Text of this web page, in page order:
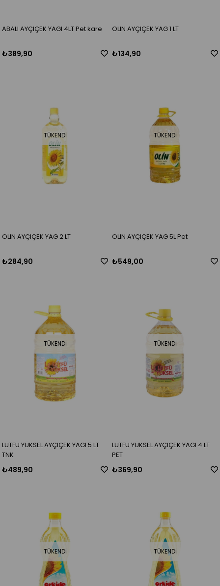
ABALI AYÇIÇEK YAGI 4LT Pet kare
₺389,90
OLIN AYÇIÇEK YAG 1 LT
₺134,90
TÜKENDI
OLIN AYÇIÇEK YAG 2 LT
₺284,90
TÜKENDI
OLIN AYÇIÇEK YAG 5L Pet
₺549,00
TÜKENDI
LÜTFÜ YÜKSEL AYÇIÇEK YAGI 5 LT
TNK
₺489,90
TÜKENDI
LÜTFÜ YÜKSEL AYÇIÇEK YAGI 4 LT
PET
₺369,90
TÜKENDI TÜKENDI